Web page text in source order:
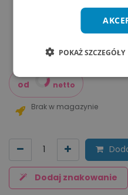
od netto
Brak w magazynie
Dodaj znakowanie
POKAŻ SZCZEGÓŁY